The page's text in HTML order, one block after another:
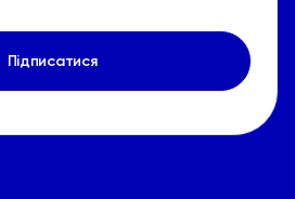
Підписатися